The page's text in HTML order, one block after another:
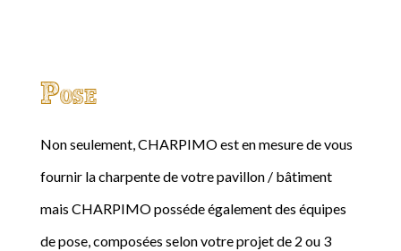
Pose
Non seulement, CHARPIMO est en mesure de vous
fournir la charpente de votre pavillon / bâtiment
mais CHARPIMO posséde également des équipes
de pose, composées selon votre projet de 2 ou 3